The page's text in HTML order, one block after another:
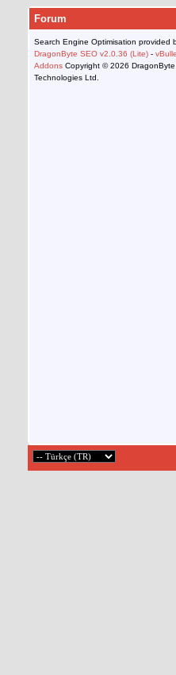
Forum
Search Engine Optimisation provided
DragonByte SEO v2.0.36 (Lite) -
Addons Copyright © 2026 DragonByte
Technologies Ltd.